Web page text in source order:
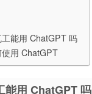
能用 ChatGPT 吗
用 ChatGPT
能用 ChatGPT 吗